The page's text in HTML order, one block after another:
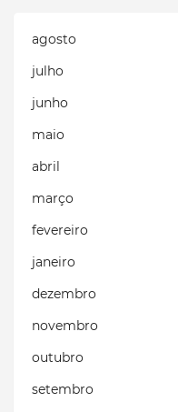
agosto
julho
junho
maio
abril
março
fevereiro
janeiro
dezembro
novembro
outubro
setembro